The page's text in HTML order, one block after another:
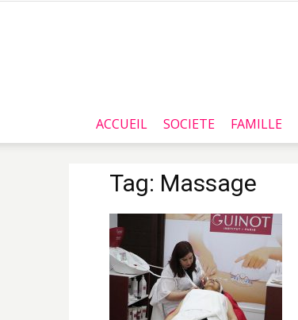
ACCUEIL SOCIETE FAMILLE
Tag: Massage